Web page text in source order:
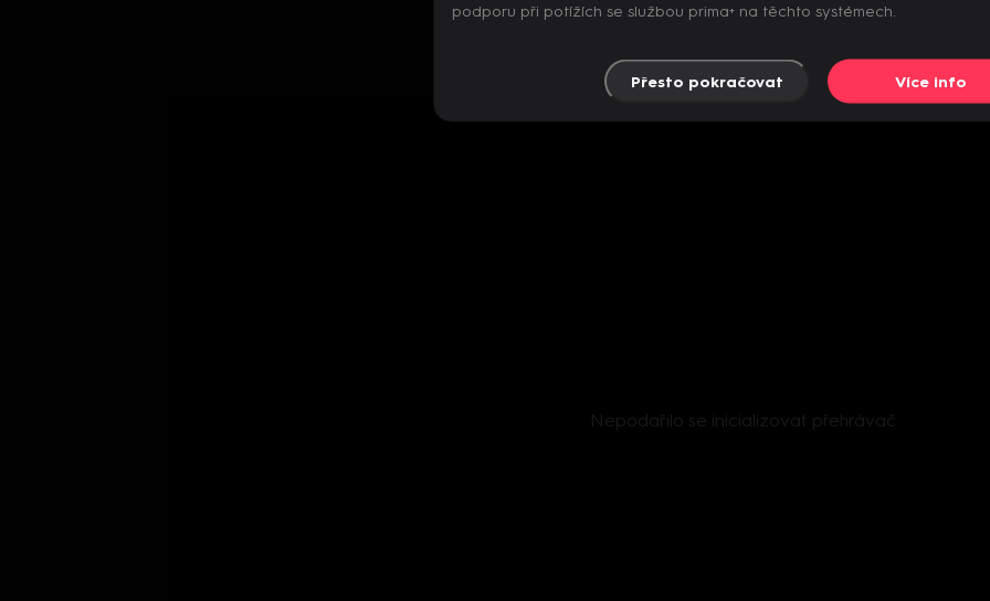
Nepodařilo se inicializovat přehrávač
podporu při potížích se službou prima+ na těchto systémech.
Přesto pokračovat Více info